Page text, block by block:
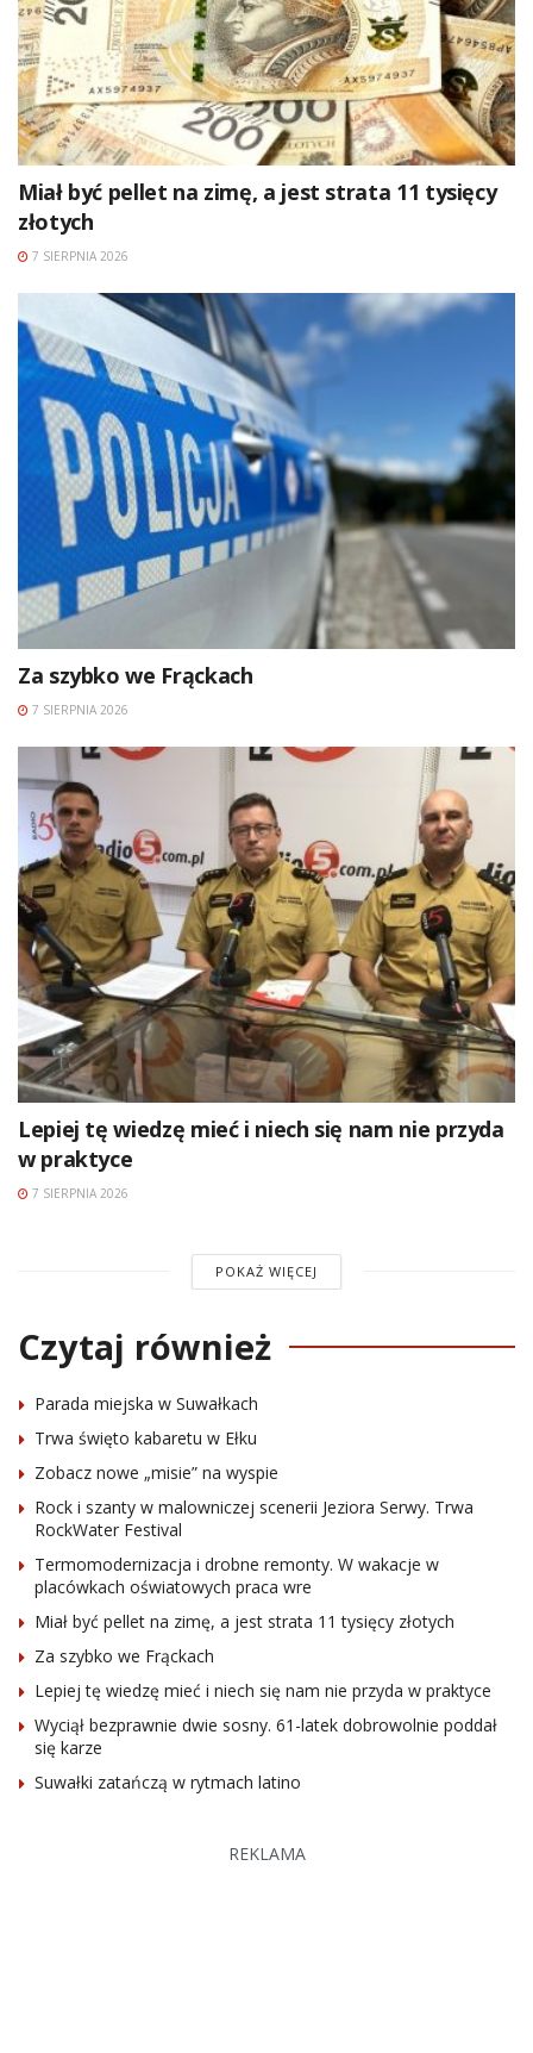
Miał być pellet na zimę, a jest strata 11 tysięcy
złotych
7 SIERPNIA 2026
Za szybko we Frąckach
7 SIERPNIA 2026
Lepiej tę wiedzę mieć i niech się nam nie przyda
w praktyce
7 SIERPNIA 2026
POKAŻ WIĘCEJ
Czytaj również
Parada miejska w Suwałkach
Trwa święto kabaretu w Ełku
Zobacz nowe „misie” na wyspie
Rock i szanty w malowniczej scenerii Jeziora Serwy. Trwa
RockWater Festival
Termomodernizacja i drobne remonty. W wakacje w
placówkach oświatowych praca wre
Miał być pellet na zimę, a jest strata 11 tysięcy złotych
Za szybko we Frąckach
Lepiej tę wiedzę mieć i niech się nam nie przyda w praktyce
Wyciął bezprawnie dwie sosny. 61-latek dobrowolnie poddał
się karze
Suwałki zatańczą w rytmach latino
REKLAMA